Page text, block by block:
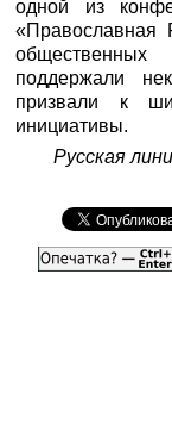
одной из
«Православная
поддержали
призвали к
инициативы.
Русская